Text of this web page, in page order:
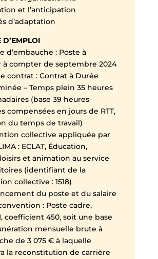
et l’anticipation
d’adaptation
D’EMPLOI
d’embauche : Poste à
à compter de septembre 2024
contrat : Contrat à Durée
– Temps plein 35 heures
(base 39 heures
compensées en jours de RTT,
du temps de travail)
collective appliquée par
: ECLAT, Éducation,
et animation au service
(identifiant de la
collective : 1518)
du poste et du salaire
: Poste cadre,
coefficient 450, soit une base
mensuelle brute à
de 3 075 € à laquelle
la reconstitution de carrière